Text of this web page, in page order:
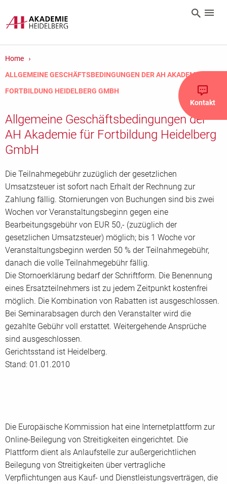
Kontakt
Home
ALLGEMEINE GESCHÄFTSBEDINGUNGEN DER AH AKADEMIE FÜR
FORTBILDUNG HEIDELBERG GMBH
Allgemeine Geschäftsbedingungen der
AH Akademie für Fortbildung Heidelberg
GmbH
Die Teilnahmegebühr zuzüglich der gesetzlichen
Umsatzsteuer ist sofort nach Erhalt der Rechnung zur
Zahlung fällig. Stornierungen von Buchungen sind bis zwei
Wochen vor Veranstaltungsbeginn gegen eine
Bearbeitungsgebühr von EUR 50,- (zuzüglich der
gesetzlichen Umsatzsteuer) möglich; bis 1 Woche vor
Veranstaltungsbeginn werden 50 % der Teilnahmegebühr,
danach die volle Teilnahmegebühr fällig.
Die Stornoerklärung bedarf der Schriftform. Die Benennung
eines Ersatzteilnehmers ist zu jedem Zeitpunkt kostenfrei
möglich. Die Kombination von Rabatten ist ausgeschlossen.
Bei Seminarabsagen durch den Veranstalter wird die
gezahlte Gebühr voll erstattet. Weitergehende Ansprüche
sind ausgeschlossen.
Gerichtsstand ist Heidelberg.
Stand: 01.01.2010
Die Europäische Kommission hat eine Internetplattform zur
Online-Beilegung von Streitigkeiten eingerichtet. Die
Plattform dient als Anlaufstelle zur außergerichtlichen
Beilegung von Streitigkeiten über vertragliche
Verpflichtungen aus Kauf- und Dienstleistungsverträgen, die